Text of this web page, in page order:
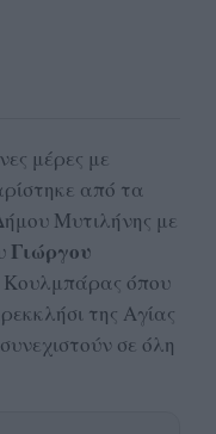
μέρες με
από τα
Μυτιλήνης με
Γιώργου
όπου
της Αγίας
σε όλη